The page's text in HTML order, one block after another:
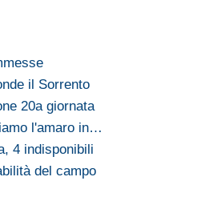
il Sorrento
20a giornata
l'amaro in…
4 indisponibili
del campo